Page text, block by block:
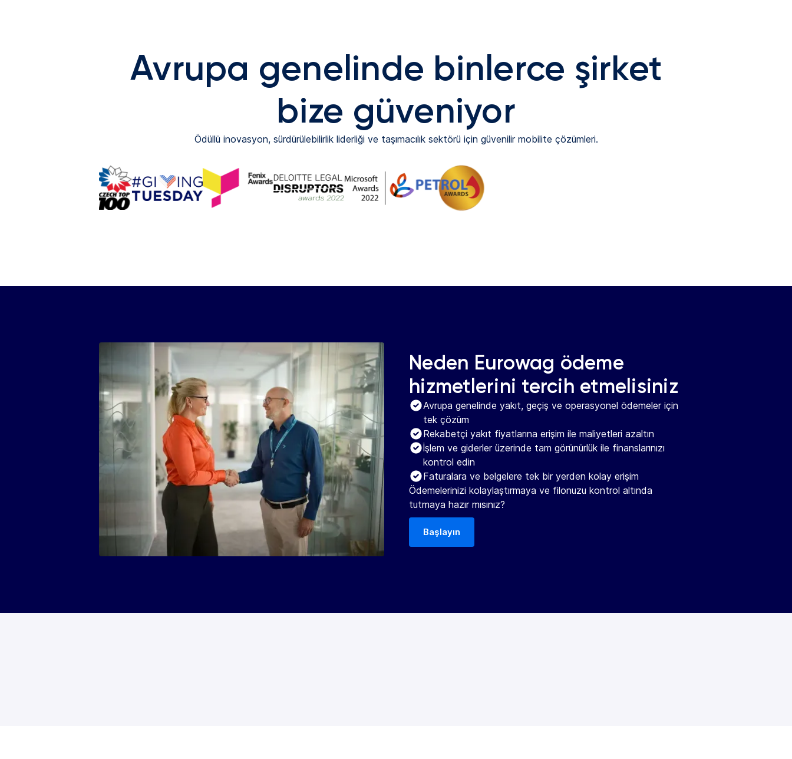
Avrupa genelinde binlerce şirket
bize güveniyor
Ödüllü inovasyon, sürdürülebilirlik liderliği ve taşımacılık sektörü için güvenilir mobilite çözümleri.
Neden Eurowag ödeme
hizmetlerini tercih etmelisiniz
Avrupa genelinde yakıt, geçiş ve operasyonel ödemeler için
tek çözüm
Rekabetçi yakıt fiyatlarına erişim ile maliyetleri azaltın
İşlem ve giderler üzerinde tam görünürlük ile finanslarınızı
kontrol edin
Faturalara ve belgelere tek bir yerden kolay erişim
Ödemelerinizi kolaylaştırmaya ve filonuzu kontrol altında
tutmaya hazır mısınız?
Başlayın